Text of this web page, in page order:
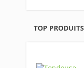
TOP PRODUITS